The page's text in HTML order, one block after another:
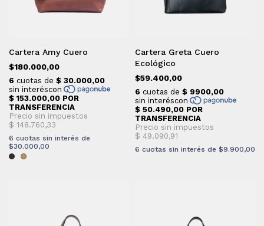
Cartera Amy Cuero
$180.000,00
6 cuotas sin interés de
$30.000,00
Cartera Greta Cuero
Ecológico
$59.400,00
6 cuotas sin interés de $9.900,00